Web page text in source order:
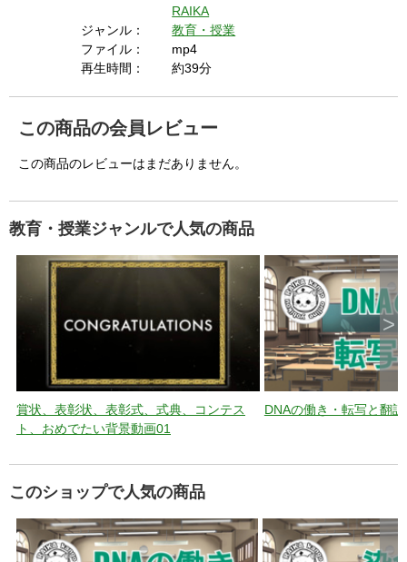
RAIKA
ジャンル：
教育・授業
ファイル：
mp4
再生時間：
約39分
この商品の会員レビュー
この商品のレビューはまだありません。
教育・授業ジャンルで人気の商品
賞状、表彰状、表彰式、式典、コンテス
ト、おめでたい背景動画01
DNAの働き・転写と翻訳
>
このショップで人気の商品